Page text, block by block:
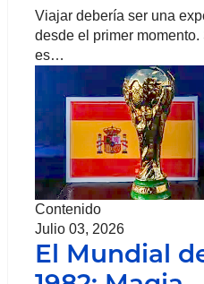
Viajar debería ser una
desde el primer
es…
Contenido
Julio 03, 2026
El Mundial